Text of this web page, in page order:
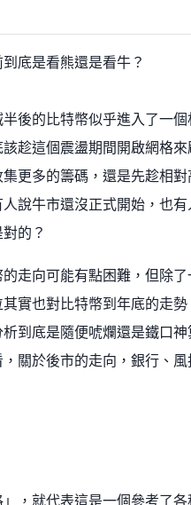
底是看熊還是看牛？
後的比特幣似乎進入了一個
趁這個震盪期間開啟網格來
更多的籌碼，還是先趁相對
說牛市還沒正式開始，也有
的？
走向可能有點困難，但除了
實也對比特幣到年底的走勢
到底是隨便唬爛還是鐵口神
關於後市的走向，銀行、風
，就代表這是一個參考了各